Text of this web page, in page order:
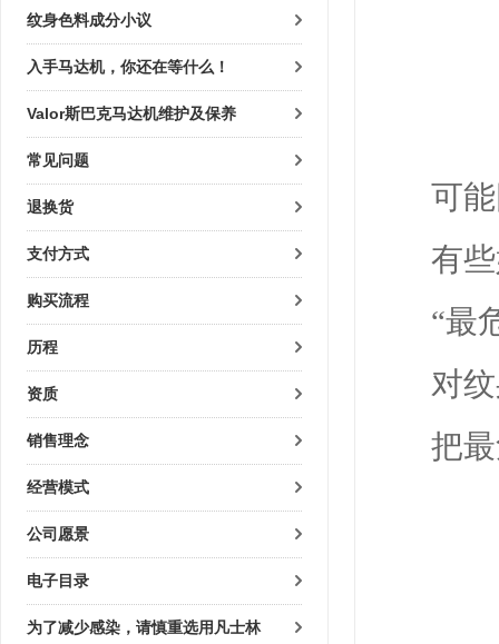
纹身色料成分小议
入手马达机，你还在等什么！
Valor斯巴克马达机维护及保养
常见问题
退换货
支付方式
购买流程
历程
资质
销售理念
经营模式
公司愿景
电子目录
为了减少感染，请慎重选用凡士林
可
有
“最
对
把